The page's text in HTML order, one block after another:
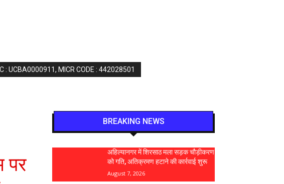
UCBA0000911, MICR CODE : 442028501
पर
BREAKING NEWS
अहिल्यानगर में शिरसाठ मला सड़क चौड़ीकरण
को गति, अतिक्रमण हटाने की कार्रवाई शुरू
August 7, 2026